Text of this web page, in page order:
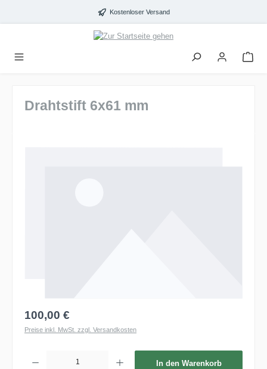
Kostenloser Versand
Drahtstift 6x61 mm
100,00 €
Preise inkl. MwSt. zzgl. Versandkosten
In den Warenkorb